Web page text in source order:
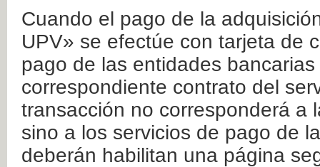
Cuando el pago de la
UPV» se efectúe con tarjeta de
pago de las entidades
correspondiente contrato del
transacción no corresponderá a
sino a los servicios de pago de
deberán habilitan una página